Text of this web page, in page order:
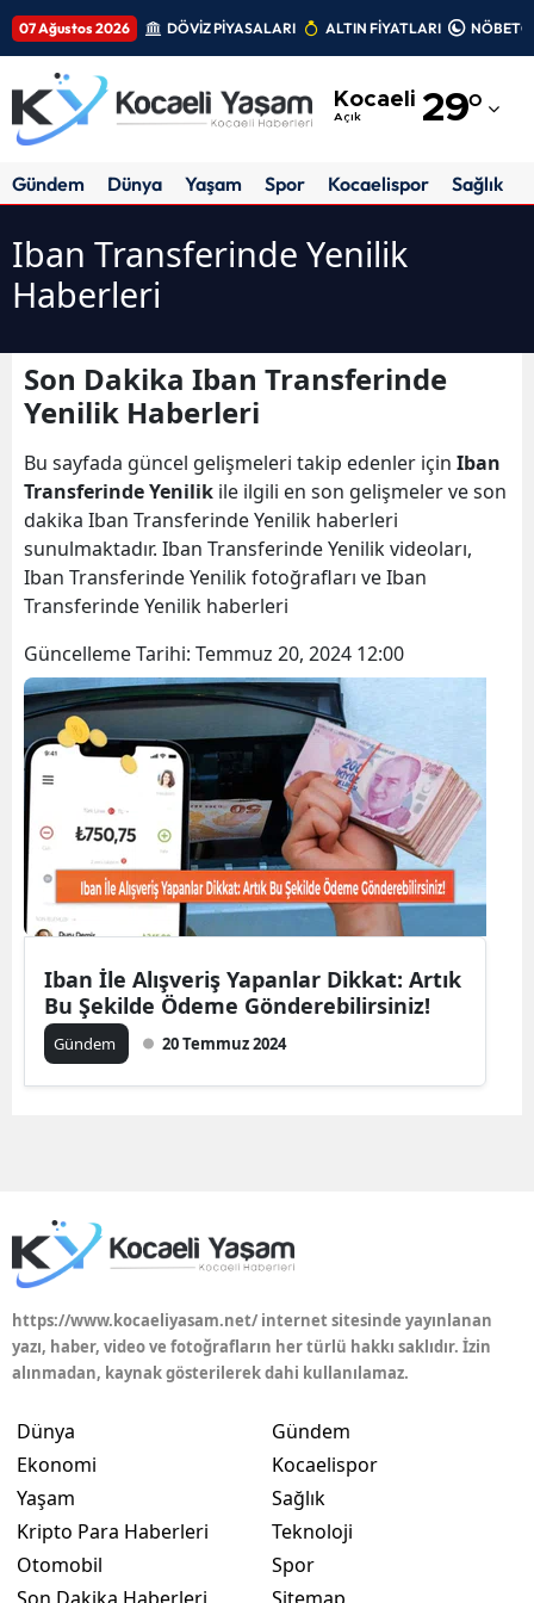
07 Ağustos 2026 DÖVİZ PİYASALARI ALTIN FİYATLARI
Kocaeli
Açık 29°
Adıyaman
Amasya
Antalya
Aydın
Balıkesir
Bilecik
Bitlis
Burdur
Bursa
Çanakkale
Çankırı
Denizli
Gaziantep
Gündem Dünya Yaşam Spor Kocaelispor Sağlık
Iban Transferinde Yenilik
Haberleri
Son Dakika Iban Transferinde
Yenilik Haberleri
Bu sayfada güncel gelişmeleri takip edenler için Iban
Transferinde Yenilik ile ilgili en son gelişmeler ve son
dakika Iban Transferinde Yenilik haberleri
sunulmaktadır. Iban Transferinde Yenilik videoları,
Iban Transferinde Yenilik fotoğrafları ve Iban
Transferinde Yenilik haberleri
Güncelleme Tarihi: Temmuz 20, 2024 12:00
Iban İle Alışveriş Yapanlar Dikkat: Artık
Bu Şekilde Ödeme Gönderebilirsiniz!
Gündem 20 Temmuz 2024
https://www.kocaeliyasam.net/ internet sitesinde yayınlanan
yazı, haber, video ve fotoğrafların her türlü hakkı saklıdır. İzin
alınmadan, kaynak gösterilerek dahi kullanılamaz.
Dünya
Ekonomi
Yaşam
Kripto Para Haberleri
Otomobil
Gündem
Kocaelispor
Sağlık
Teknoloji
Spor